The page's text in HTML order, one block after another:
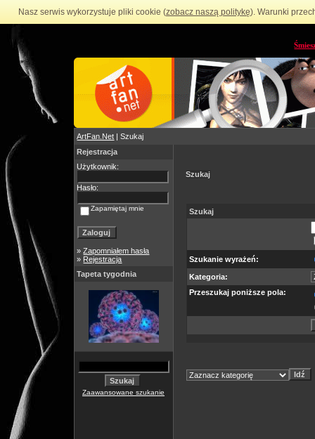
Nasz serwis wykorzystuje pliki cookie (zobacz naszą politykę). Warunki
ArtFan.Net | Szukaj
Rejestracja
Użytkownik:
Hasło:
Zapamiętaj mnie
»Zapomniałem hasła
» Rejestracja
Tapeta tygodnia
Zaawansowane szukanie
Szukaj
Szukaj
Szukanie wyrażeń:
Kategoria:
Przeszukaj poniższe pola: